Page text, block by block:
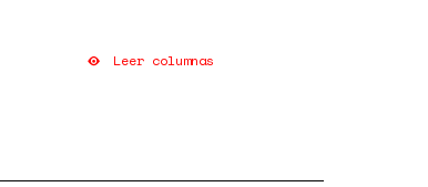
Leer columnas